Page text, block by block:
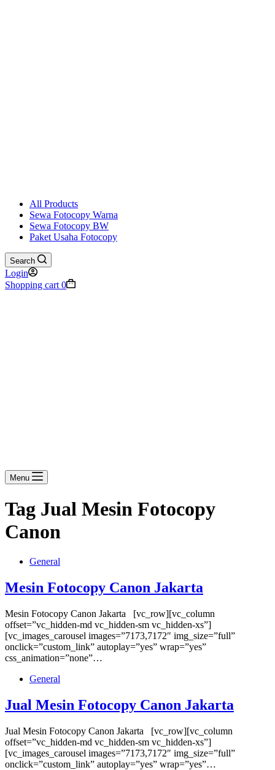
All Products
Sewa Fotocopy Warna
Sewa Fotocopy BW
Paket Usaha Fotocopy
Search
Login
Shopping cart 0
Menu
Tag Jual Mesin Fotocopy
Canon
General
Mesin Fotocopy Canon Jakarta
Mesin Fotocopy Canon Jakarta [vc_row][vc_column
offset=”vc_hidden-md vc_hidden-sm vc_hidden-xs”]
[vc_images_carousel images=”7173,7172″ img_size=”full”
onclick=”custom_link” autoplay=”yes” wrap=”yes”
css_animation=”none”…
General
Jual Mesin Fotocopy Canon Jakarta
Jual Mesin Fotocopy Canon Jakarta [vc_row][vc_column
offset=”vc_hidden-md vc_hidden-sm vc_hidden-xs”]
[vc_images_carousel images=”7173,7172″ img_size=”full”
onclick=”custom_link” autoplay=”yes” wrap=”yes”…